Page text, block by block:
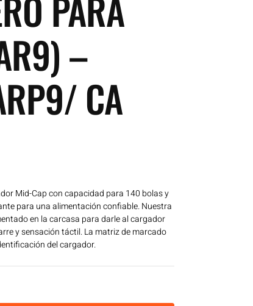
–
CA
Mid-Cap con capacidad para 140 bolas y
para una alimentación confiable. Nuestra
en la carcasa para darle al cargador
y sensación táctil. La matriz de marcado
del cargador.